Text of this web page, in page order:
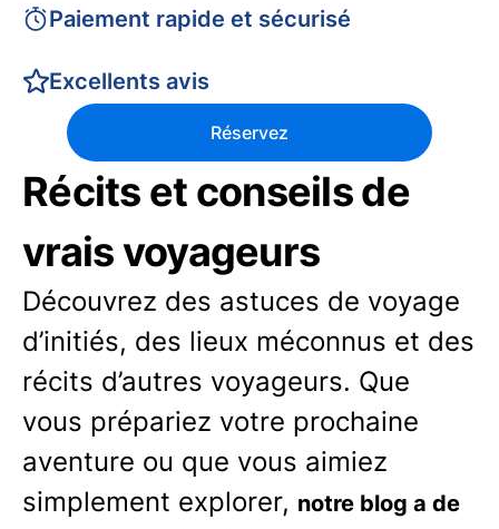
Paiement rapide et sécurisé
Excellents avis
Réservez
Récits et conseils de
vrais voyageurs
Découvrez des astuces de voyage
d’initiés, des lieux méconnus et des
récits d’autres voyageurs. Que
vous prépariez votre prochaine
aventure ou que vous aimiez
simplement explorer, notre blog a de